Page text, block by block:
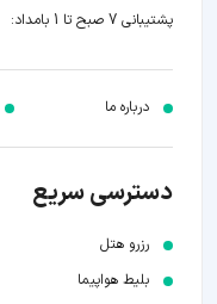
پشتیبانی 7 صبح تا 1 بامداد:
درباره ما
دسترسی سریع
رزرو هتل
بلیط هواپیما